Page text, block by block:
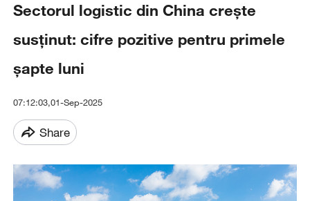
Sectorul logistic din China crește
susținut: cifre pozitive pentru primele
șapte luni
07:12:03,01-Sep-2025
Share